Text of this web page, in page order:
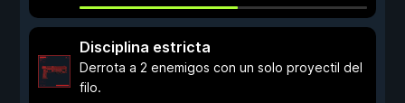
Disciplina estricta
Derrota a 2 enemigos con un solo proyectil del
filo.